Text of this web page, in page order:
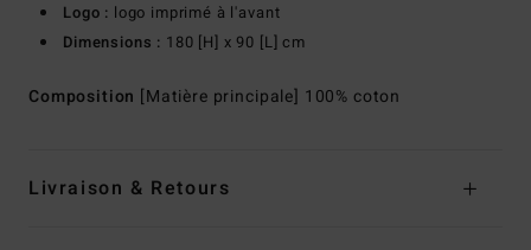
Logo : logo imprimé à l'avant
Dimensions : 180 [H] x 90 [L] cm
Composition [Matière principale] 100% coton
Livraison & Retours